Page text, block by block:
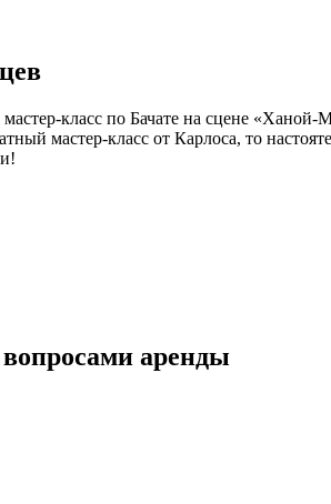
класс по Бачате на сцене
мастер-класс от Карлоса, то
аренды